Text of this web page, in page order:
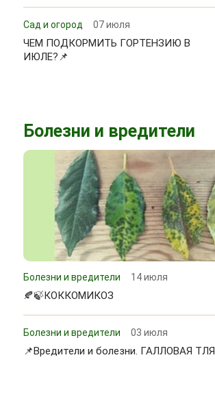
Сад и огород 07 июля
ЧЕМ ПОДКОРМИТЬ ГОРТЕНЗИЮ В
ИЮЛЕ?📌
Болезни и вредители
Болезни и вредители 14 июля
🍂🍃КОККОМИКОЗ
Болезни и вредители 03 июля
📌Вредители и болезни. ГАЛЛОВАЯ ТЛЯ